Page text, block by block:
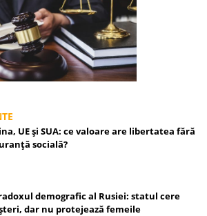
UE și SUA: ce valoare are libertatea fără
socială?
demografic al Rusiei: statul cere
dar nu protejează femeile